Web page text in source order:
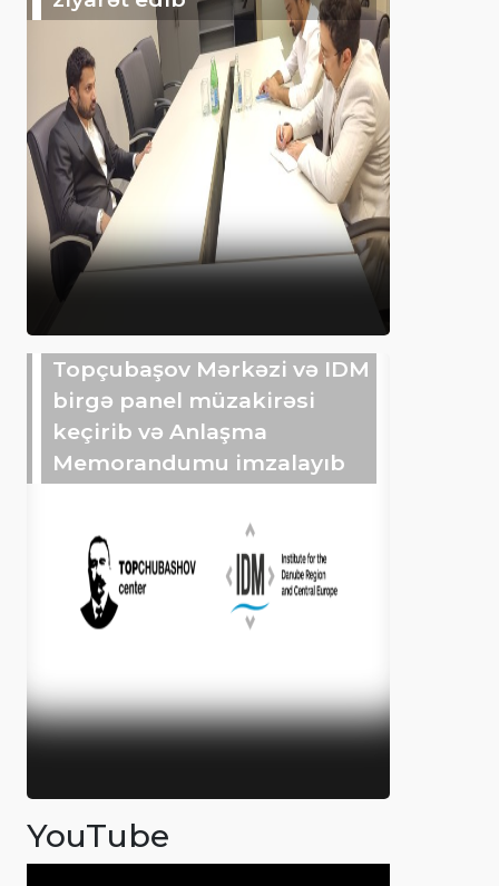
Topçubaşov Mərkəzi və IDM
birgə panel müzakirəsi
keçirib və Anlaşma
Memorandumu imzalayıb
YouTube